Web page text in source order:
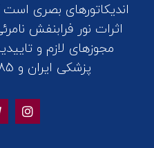
اندیکاتورهای بصری
اثرات نور فرابنفش
مجوزهای لازم و
پزشکی ایران و ISO13485 می باشد.